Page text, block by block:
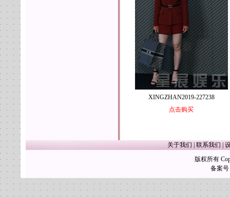
XINGZHAN2019-227238
点击购买
关于我们 联系我们
版权所有
备案号